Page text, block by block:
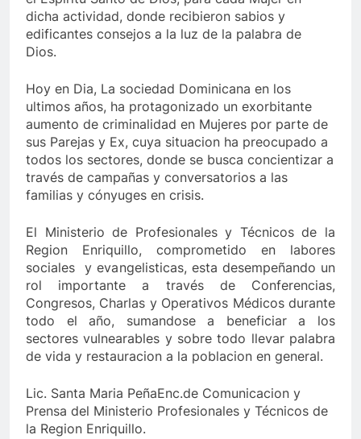
dicha actividad, donde recibieron sabios y
edificantes consejos a la luz de la palabra de
Dios.
Hoy en Dia, La sociedad Dominicana en los
ultimos años, ha protagonizado un exorbitante
aumento de criminalidad en Mujeres por parte de
sus Parejas y Ex, cuya situacion ha preocupado a
todos los sectores, donde se busca concientizar a
través de campañas y conversatorios a las
familias y cónyuges en crisis.
El Ministerio de Profesionales y Técnicos de la
Region Enriquillo, comprometido en labores
sociales y evangelisticas, esta desempeñando un
rol importante a través de Conferencias,
Congresos, Charlas y Operativos Médicos durante
todo el año, sumandose a beneficiar a los
sectores vulnearables y sobre todo llevar palabra
de vida y restauracion a la poblacion en general.
Lic. Santa Maria PeñaEnc.de Comunicacion y
Prensa del Ministerio Profesionales y Técnicos de
la Region Enriquillo.